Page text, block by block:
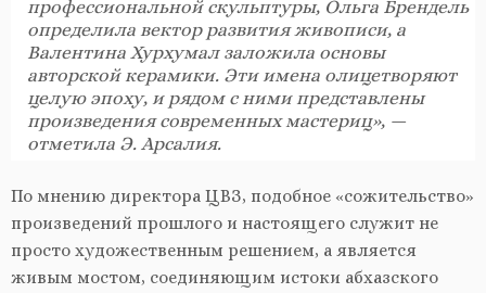
профессиональной скульптуры, Ольга Брендель
определила вектор развития живописи, а
Валентина Хурхумал заложила основы
авторской керамики. Эти имена олицетворяют
целую эпоху, и рядом с ними представлены
произведения современных мастериц», —
отметила Э. Арсалия.
По мнению директора ЦВЗ, подобное «сожительство»
произведений прошлого и настоящего служит не
просто художественным решением, а является
живым мостом, соединяющим истоки абхазского